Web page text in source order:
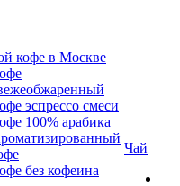
кофе в Москве
эспрессо смеси
100% арабика
без кофеина
Чай